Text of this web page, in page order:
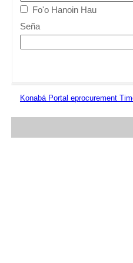
Fo'o Hanoin Hau
Seña
Konabá Portal eprocurement